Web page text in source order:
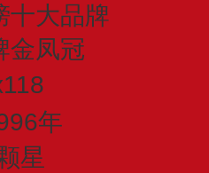
十大品牌
金凤冠
年
星